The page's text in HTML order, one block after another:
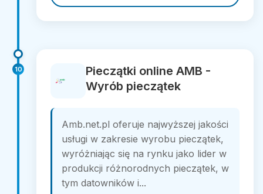
10
Pieczątki online AMB -
Wyrób pieczątek
Amb.net.pl oferuje najwyższej jakości
usługi w zakresie wyrobu pieczątek,
wyróżniając się na rynku jako lider w
produkcji różnorodnych pieczątek, w
tym datowników i...